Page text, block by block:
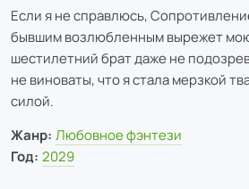
Если я не справлюсь,
бывшим возлюбленным вырежет
шестилетний брат даже не
не виноваты, что я стала мерзкой
силой.
Жанр: Любовное фэнтези
Год: 2029